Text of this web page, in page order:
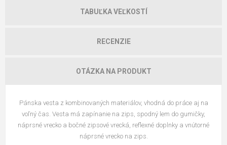
TABUĽKA VEĽKOSTÍ
RECENZIE
OTÁZKA NA PRODUKT
Pánska vesta z kombinovaných materiálov, vhodná do práce aj na
voľný čas. Vesta má zapínanie na zips, spodný lem do gumičky,
náprsné vrecko a bočné zipsové vrecká, reflexné doplnky a vnútorné
náprsné vrecko na zips.